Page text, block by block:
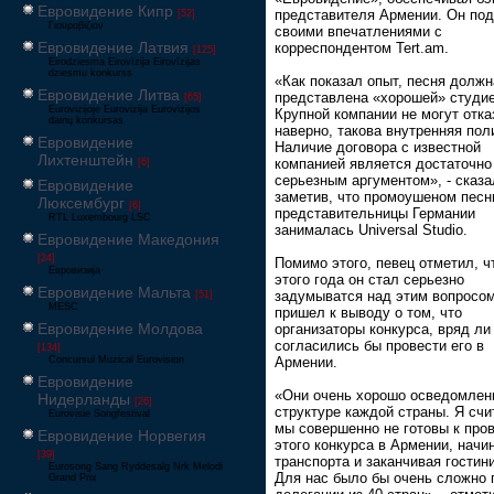
Евровидение Кипр [52]
Γιουροβίζιον
Евровидение Латвия [125]
Eirodziesma Eirovīzija Eirovīzijas
dziesmu konkurss
Евровидение Литва [65]
Eurovizijoje Eurovizija Eurovizijos
dainų konkursas
Евровидение
Лихтенштейн [6]
Евровидение
Люксембург [6]
RTL Luxembourg LSC
Евровидение Македония
[24]
Евровизија
Евровидение Мальта [51]
MESC
Евровидение Молдова
[134]
Concursul Muzical Eurovision
Евровидение
Нидерланды [26]
Eurovisie Songfestival
Евровидение Норвегия
[39]
Eurosong Sang Ryddesalg Nrk Melodi
Grand Prix
представителя Армении. Он
своими впечатлениями с
корреспондентом Tert.am.
«Как показал опыт, песня
представлена «хорошей»
Крупной компании не могут
наверно, такова внутренняя
Наличие договора с известной
компанией является достаточно
серьезным аргументом», -
заметив, что промоушеном
представительницы Германии
занималась Universal Studio.
Помимо этого, певец отметил,
этого года он стал серьезно
задумыватся над этим
пришел к выводу о том, что
организаторы конкурса, вряд ли
согласились бы провести его в
Армении.
«Они очень хорошо
структуре каждой страны. Я
мы совершенно не готовы к
этого конкурса в Армении,
транспорта и заканчивая
Для нас было бы очень сложно